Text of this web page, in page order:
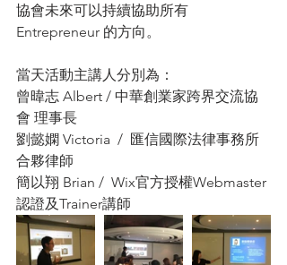
協會未來可以持續協助所有
Entrepreneur 的方向。
當天活動主講人分別為：
曾暐志 Albert / 中華創業家跨界交流協
會 理事長
劉懿嫻 Victoria  /  匯信國際法律事務所
合夥律師
簡以翔 Brian /  Wix官方授權Webmaster
認證及Trainer講師